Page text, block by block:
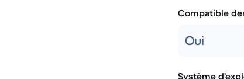
Compatible
Oui
Système